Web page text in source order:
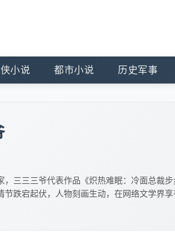
小说 都市小说 历史军事
，三三三爷代表作品《炽热难眠：冷面总裁
节跌宕起伏，人物刻画生动，在网络文学界享